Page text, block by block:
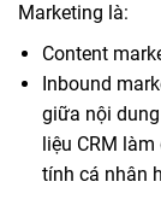
Marketing là:
Content
Inbound
giữa nội
liệu CRM
tính cá nhân